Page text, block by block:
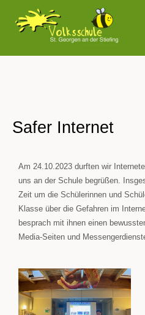
Inhalt
springen
Safer Internet
Am 24.10.2023 durften wir
uns an der Schule begrüßen.
Zeit um die Schülerinnen und
Klasse über die Gefahren im
besprach mit ihnen einen
Media-Seiten und